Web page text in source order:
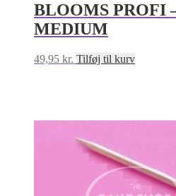
BLOOMS PROFI
MEDIUM
49,95 kr. Tilføj til kurv